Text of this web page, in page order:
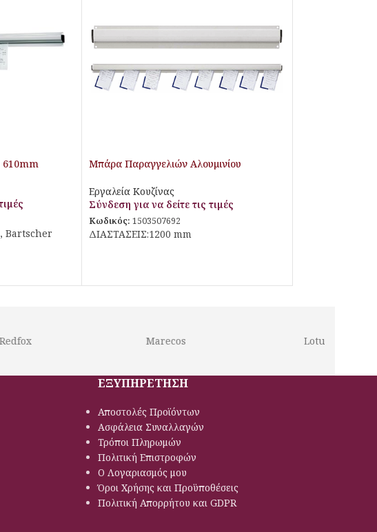
610mm
Bartscher
Μπάρα Παραγγελιών Αλουμινίου
Εργαλεία Κουζίνας
Σύνδεση για να δείτε τις τιμές
Κωδικός: 1503507692
ΔΙΑΣΤΑΣΕΙΣ:1200 mm
ΕΞΥΠΗΡΕΤΗΣΗ
Αποστολές Προϊόντων
Ασφάλεια Συναλλαγών
Τρόποι Πληρωμών
Πολιτική Eπιστροφών
Ο Λογαριασμός μου
Όροι Χρήσης και Προϋποθέσεις
Πολιτική Απορρήτου και GDPR